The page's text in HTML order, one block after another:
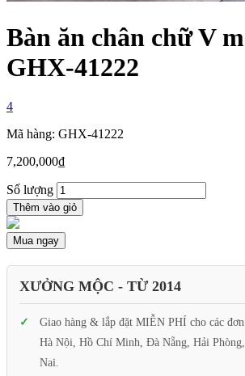
Bàn ăn chân chữ V
GHX-41222
4
Mã hàng: GHX-41222
7,200,000₫
Số lượng
Thêm vào giỏ
Mua ngay
XƯỞNG MỘC - TỪ 2014
Giao hàng & lắp đặt MIỄN PHÍ cho các
Hà Nội, Hồ Chí Minh, Đà Nẵng, Hải
Nai.